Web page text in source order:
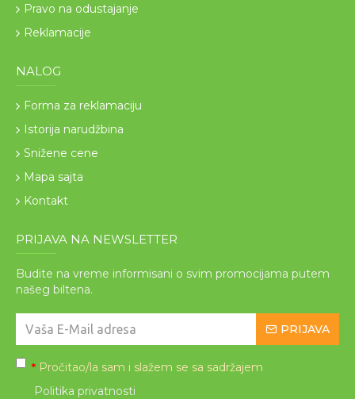
Pravo na odustajanje
Reklamacije
NALOG
Forma za reklamaciju
Istorija narudžbina
Snižene cene
Mapa sajta
Kontakt
PRIJAVA NA NEWSLETTER
Budite na vreme informisani o svim promocijama putem
našeg biltena.
PRIJAVA
* Pročitao/la sam i slažem se sa sadržajem
Politika privatnosti